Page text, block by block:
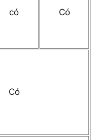
có Có
Có